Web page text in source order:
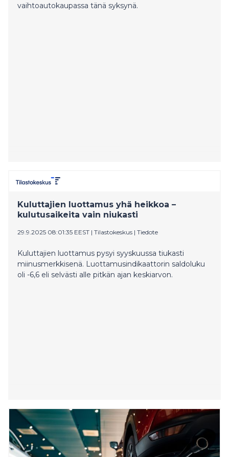
vaihtoautokaupassa tänä syksynä.
Kuluttajien luottamus yhä heikkoa –
kulutusaikeita vain niukasti
29.9.2025 08:01:35 EEST | Tilastokeskus | Tiedote
Kuluttajien luottamus pysyi syyskuussa tiukasti
miinusmerkkisenä. Luottamusindikaattorin saldoluku
oli -6,6 eli selvästi alle pitkän ajan keskiarvon.